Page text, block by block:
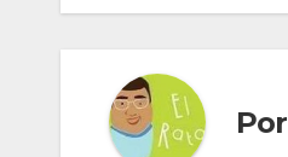
entradas
Por